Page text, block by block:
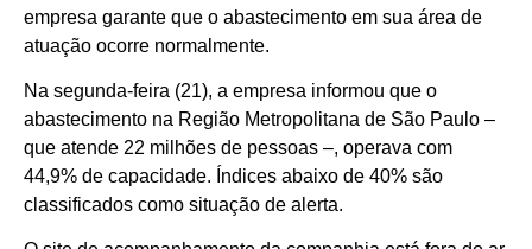
empresa garante que o abastecimento em sua área de
atuação ocorre normalmente.
Na segunda-feira (21), a empresa informou que o
abastecimento na Região Metropolitana de São Paulo –
que atende 22 milhões de pessoas –, operava com
44,9% de capacidade. Índices abaixo de 40% são
classificados como situação de alerta.